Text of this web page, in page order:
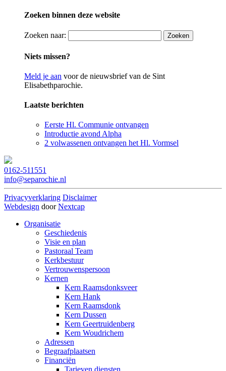
Zoeken binnen deze website
Zoeken naar:
Niets missen?
Meld je aan voor de nieuwsbrief van de Sint
Elisabethparochie.
Laatste berichten
Eerste Hl. Communie ontvangen
Introductie avond Alpha
2 volwassenen ontvangen het Hl. Vormsel
0162-511551
info@separochie.nl
Privacyverklaring Disclaimer
Webdesign doorNextcap
Organisatie
Geschiedenis
Visie en plan
Pastoraal Team
Kerkbestuur
Vertrouwenspersoon
Kernen
Kern Raamsdonksveer
Kern Hank
Kern Raamsdonk
Kern Dussen
Kern Geertruidenberg
Kern Woudrichem
Adressen
Begraafplaatsen
Financiën